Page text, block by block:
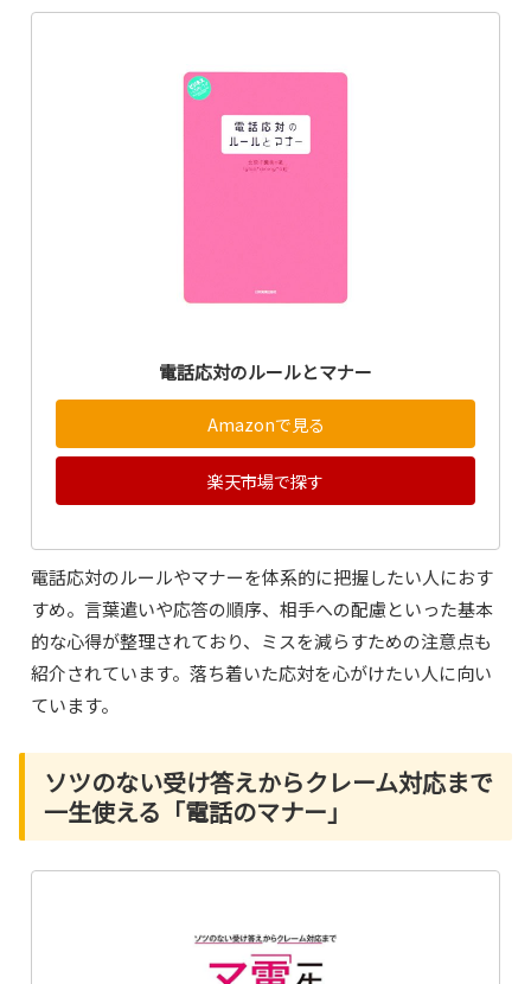
電話応対のルールとマナー
Amazonで見る
楽天市場で探す
電話応対のルールやマナーを体系的に把握したい人におす
すめ。言葉遣いや応答の順序、相手への配慮といった基本
的な心得が整理されており、ミスを減らすための注意点も
紹介されています。落ち着いた応対を心がけたい人に向い
ています。
ソツのない受け答えからクレーム対応まで
一生使える「電話のマナー」